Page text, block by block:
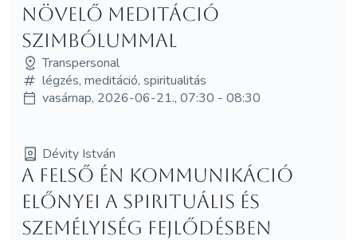
NÖVELŐ MEDITÁCIÓ
SZIMBÓLUMMAL
Transpersonal
légzés, meditáció, spiritualitás
vasárnap, 2026-06-21., 07:30 - 08:30
Dévity István
A Felső Én kommunikáció
előnyei a spirituális és
személyiség fejlődésben